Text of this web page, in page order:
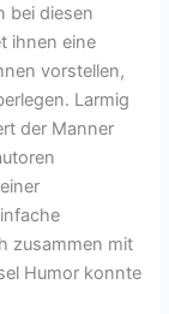
bei diesen
ihnen eine
vorstellen,
Larmig
der Manner
zusammen mit
Humor konnte